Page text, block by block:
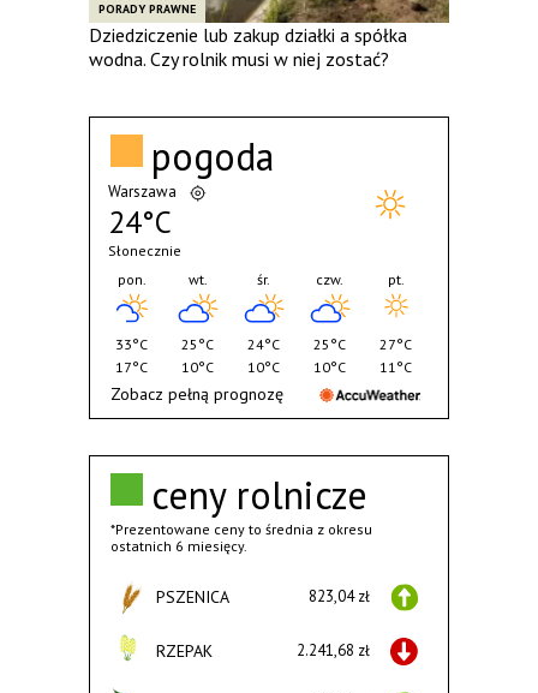
PORADY PRAWNE
Dziedziczenie lub zakup działki a spółka
wodna. Czy rolnik musi w niej zostać?
ceny rolnicze
*Prezentowane ceny to średnia z okresu
ostatnich 6 miesięcy.
PSZENICA 823,04 zł
RZEPAK 2.241,68 zł
pogoda
Warszawa
24°C
Słonecznie
pon.
33°C
17°C
wt.
25°C
10°C
śr.
24°C
10°C
czw.
25°C
10°C
pt.
27°C
11°C
Zobacz pełną prognozę